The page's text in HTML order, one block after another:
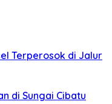
Terperosok di Jalur
di Sungai Cibatu